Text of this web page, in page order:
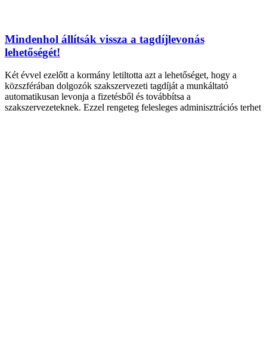
Mindenhol állítsák vissza a tagdíjlevonás
lehetőségét!
Két évvel ezelőtt a kormány letiltotta azt a lehetőséget, hogy a
közszférában dolgozók szakszervezeti tagdíját a munkáltató
automatikusan levonja a fizetésből és továbbítsa a
szakszervezeteknek. Ezzel rengeteg felesleges adminisztrációs terhet